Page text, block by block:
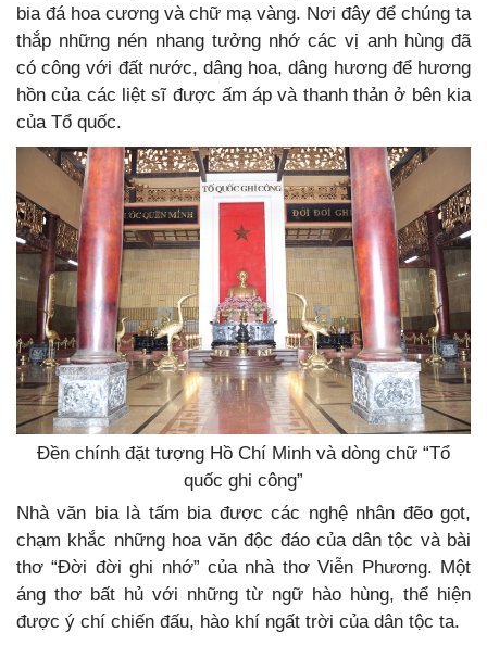
bia đá hoa cương và chữ mạ vàng. Nơi đây để chúng ta
thắp những nén nhang tưởng nhớ các vị anh hùng đã
có công với đất nước, dâng hoa, dâng hương để hương
hồn của các liệt sĩ được ấm áp và thanh thản ở bên kia
của Tổ quốc.
Đền chính đặt tượng Hồ Chí Minh và dòng chữ “Tổ
quốc ghi công”
Nhà văn bia là tấm bia được các nghệ nhân đẽo gọt,
chạm khắc những hoa văn độc đáo của dân tộc và bài
thơ “Đời đời ghi nhớ” của nhà thơ Viễn Phương. Một
áng thơ bất hủ với những từ ngữ hào hùng, thể hiện
được ý chí chiến đấu, hào khí ngất trời của dân tộc ta.